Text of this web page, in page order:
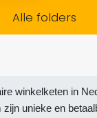
Alle folders
winkelketen in
unieke en